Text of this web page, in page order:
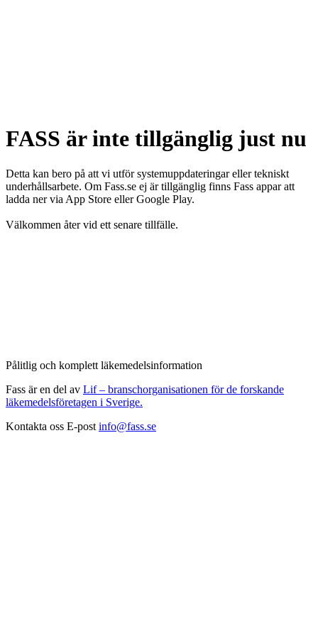
FASS är inte tillgänglig just nu
Detta kan bero på att vi utför systemuppdateringar eller tekniskt
underhållsarbete. Om Fass.se ej är tillgänglig finns Fass appar att
ladda ner via App Store eller Google Play.
Välkommen åter vid ett senare tillfälle.
Pålitlig och komplett läkemedelsinformation
Fass är en del av Lif – branschorganisationen för de forskande
läkemedelsföretagen i Sverige.
Kontakta oss E-post info@fass.se